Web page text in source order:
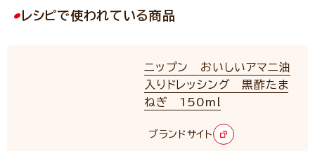
レシピで使われている商品
ニップン おいしいアマニ油
入りドレッシング 黒酢たま
ねぎ 150ml
ブランドサイト